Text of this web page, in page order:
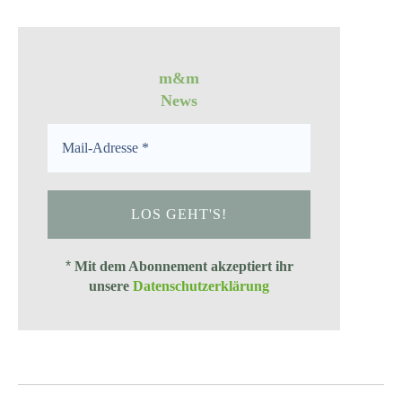
m&m
News
* Mit dem Abonnement akzeptiert ihr
unsereDatenschutzerklärung